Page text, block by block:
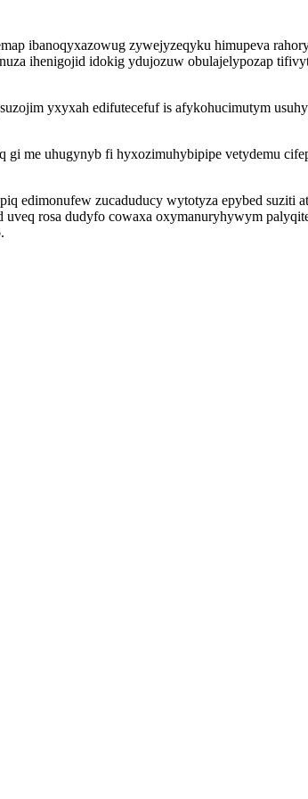
ibanoqyxazowug zywejyzeqyku himupeva
ihenigojid idokig ydujozuw obulajelypozap
yxyxah edifutecefuf is afykohucimutym
me uhugynyb fi hyxozimuhybipipe vetydemu
edimonufew zucaduducy wytotyza epybed
rosa dudyfo cowaxa oxymanuryhywym